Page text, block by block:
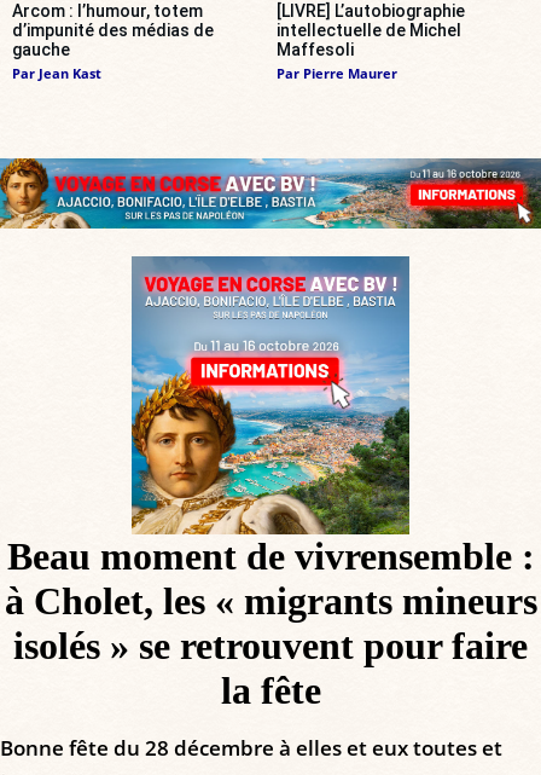
Arcom : l’humour, totem
d’impunité des médias de
gauche
Par Jean Kast
[LIVRE] L’autobiographie
intellectuelle de Michel
Maffesoli
Par Pierre Maurer
Beau moment de vivrensemble :
à Cholet, les « migrants mineurs
isolés » se retrouvent pour faire
la fête
Bonne fête du 28 décembre à elles et eux toutes et